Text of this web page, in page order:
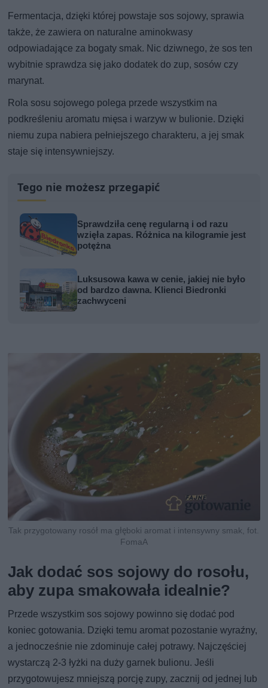
Fermentacja, dzięki której powstaje sos sojowy, sprawia
także, że zawiera on naturalne aminokwasy
odpowiadające za bogaty smak. Nic dziwnego, że sos ten
wybitnie sprawdza się jako dodatek do zup, sosów czy
marynat.
Rola sosu sojowego polega przede wszystkim na
podkreśleniu aromatu mięsa i warzyw w bulionie. Dzięki
niemu zupa nabiera pełniejszego charakteru, a jej smak
staje się intensywniejszy.
Tego nie możesz przegapić
Sprawdziła cenę regularną i od razu
wzięła zapas. Różnica na kilogramie jest
potężna
Luksusowa kawa w cenie, jakiej nie było
od bardzo dawna. Klienci Biedronki
zachwyceni
Tak przygotowany rosół ma głęboki aromat i intensywny smak, fot.
FomaA
Jak dodać sos sojowy do rosołu,
aby zupa smakowała idealnie?
Przede wszystkim sos sojowy powinno się dodać pod
koniec gotowania. Dzięki temu aromat pozostanie wyraźny,
a jednocześnie nie zdominuje całej potrawy. Najczęściej
wystarczą 2-3 łyżki na duży garnek bulionu. Jeśli
przygotowujesz mniejszą porcję zupy, zacznij od jednej lub